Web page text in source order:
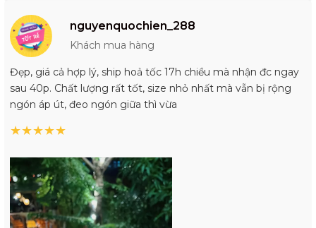
nguyenquochien_288
Khách mua hàng
Đẹp, giá cả hợp lý, ship hoả tốc 17h chiều mà nhận đc ngay
sau 40p. Chất lượng rất tốt, size nhỏ nhất mà vẫn bị rộng
ngón áp út, đeo ngón giữa thì vừa
★★★★★